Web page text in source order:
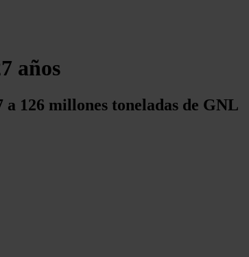
años
126 millones toneladas de GNL